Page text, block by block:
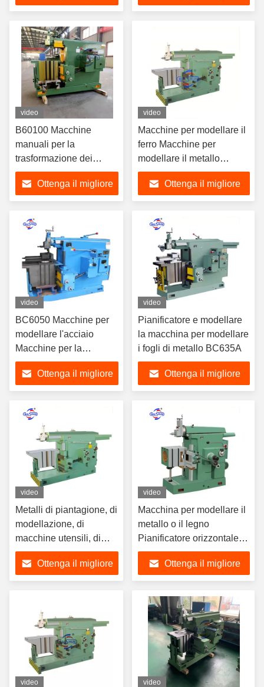
video
B60100 Macchine
manuali per la
trasformazione dei
metalli
Ottenga il migliore
video
Macchine per modellare il
ferro Macchine per
modellare il metallo
orizzontale di piccole
dimensioni BC6050
Ottenga il migliore
video
BC6050 Macchine per
modellare l'acciaio
Macchine per la
fresatura dei metalli
Ottenga il migliore
video
Pianificatore e modellare
la macchina per modellare
i fogli di metallo BC635A
Ottenga il migliore
video
Metalli di piantagione, di
modellazione, di
macchine utensili, di
metallo meccanico
BC6050Ottenga il migliore
video
Macchina per modellare il
metallo o il legno
Pianificatore orizzontale di
forma del metallo
BC60100Ottenga il migliore
video video